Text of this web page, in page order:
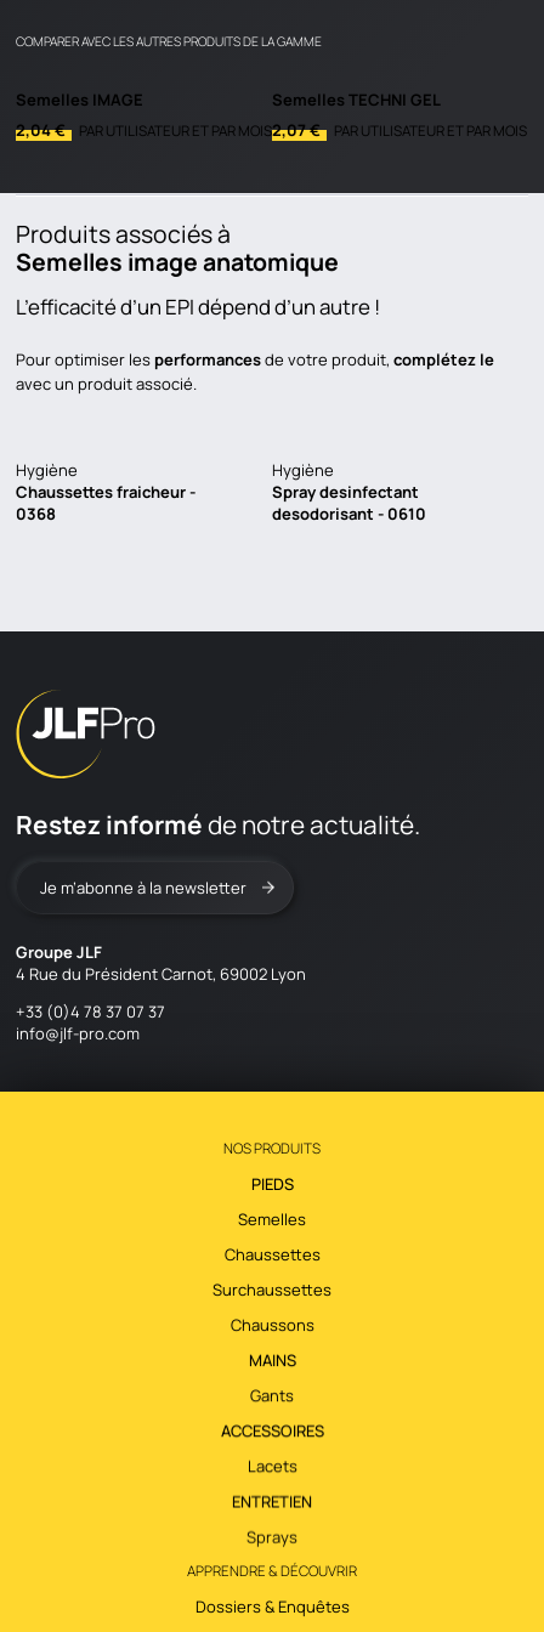
COMPARER AVEC LES AUTRES PRODUITS DE LA GAMME
Semelles IMAGE
2,04 €
PAR UTILISATEUR ET PAR MOIS
Semelles TECHNI GEL
2,07 €
PAR UTILISATEUR ET PAR MOIS
Produits associés à
Semelles image anatomique
L’efficacité d’un EPI dépend d’un autre !
Pour optimiser lesperformancesde votre produit, complétez le
avec un produit associé.
Hygiène
Chaussettes fraicheur -
0368
Hygiène
Spray desinfectant
desodorisant - 0610
Restez informéde notre actualité.
Je m’abonne à la newsletter
Groupe JLF
4 Rue du Président Carnot, 69002 Lyon
+33 (0)4 78 37 07 37
info@jlf-pro.com
NOS PRODUITS
PIEDS
Semelles
Chaussettes
Surchaussettes
Chaussons
MAINS
Gants
ACCESSOIRES
Lacets
ENTRETIEN
Sprays
APPRENDRE & DÉCOUVRIR
Dossiers & Enquêtes